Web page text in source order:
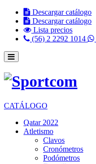
Descargar catálogo
Descargar catálogo
Lista precios
(56) 2 2292 1014
CATÁLOGO
Qatar 2022
Atletismo
Clavos
Cronómetros
Podómetros